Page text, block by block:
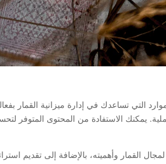
التي تساعدك في إدارة ميزانية القمار
يمكنك الاستفادة من المحتوى المتوفر
القمار وأهميته، بالإضافة إلى تقديم